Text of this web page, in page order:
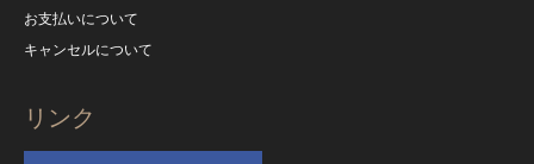
お支払いについて
キャンセルについて
リンク